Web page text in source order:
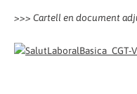
>>> Cartell en document